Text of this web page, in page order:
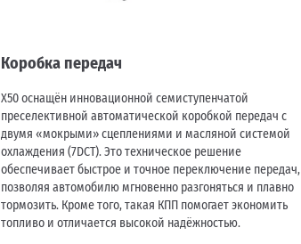
Коробка передач
X50 оснащён инновационной семиступенчатой
преселективной автоматической коробкой передач с
двумя «мокрыми» сцеплениями и масляной системой
охлаждения (7DCT). Это техническое решение
обеспечивает быстрое и точное переключение передач,
позволяя автомобилю мгновенно разгоняться и плавно
тормозить. Кроме того, такая КПП помогает экономить
топливо и отличается высокой надёжностью.